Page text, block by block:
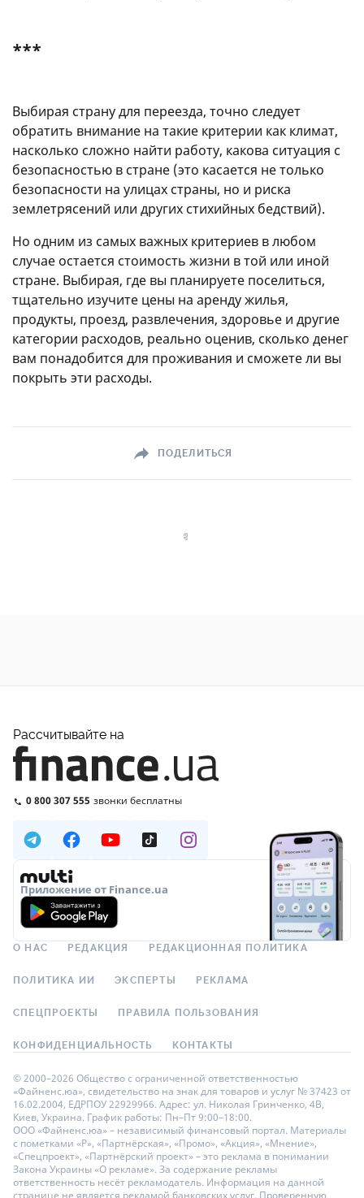
***
Выбирая страну для переезда, точно следует
обратить внимание на такие критерии как климат,
насколько сложно найти работу, какова ситуация с
безопасностью в стране (это касается не только
безопасности на улицах страны, но и риска
землетрясений или других стихийных бедствий).
Но одним из самых важных критериев в любом
случае остается стоимость жизни в той или иной
стране. Выбирая, где вы планируете поселиться,
тщательно изучите цены на аренду жилья,
продукты, проезд, развлечения, здоровье и другие
категории расходов, реально оценив, сколько денег
вам понадобится для проживания и сможете ли вы
покрыть эти расходы.
ПОДЕЛИТЬСЯ
Рассчитывайте на
0 800 307 555 звонки бесплатны
Приложение от Finance.ua
О НАС РЕДАКЦИЯ РЕДАКЦИОННАЯ ПОЛИТИКА
ПОЛИТИКА ИИ ЭКСПЕРТЫ РЕКЛАМА
СПЕЦПРОЕКТЫ ПРАВИЛА ПОЛЬЗОВАНИЯ
КОНФИДЕНЦИАЛЬНОСТЬ КОНТАКТЫ
© 2000–2026 Общество с ограниченной ответственностью
«Файненс.юа», свидетельство на знак для товаров и услуг № 37423 от
16.02.2004, ЕДРПОУ 22929966. Адрес: ул. Николая Гринченко, 4В,
Киев, Украина. График работы: Пн–Пт 9:00–18:00.
ООО «Файненс.юа» – независимый финансовый портал. Материалы
с пометками «Р», «Партнёрская», «Промо», «Акция», «Мнение»,
«Спецпроект», «Партнёрский проект» – это реклама в понимании
Закона Украины «О рекламе». За содержание рекламы
ответственность несёт рекламодатель. Информация на данной
странице не является рекламой банковских услуг. Проверенную